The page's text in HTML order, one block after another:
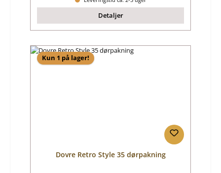
Detaljer
Kun 1 på lager!
Dovre Retro Style 35 dørpakning